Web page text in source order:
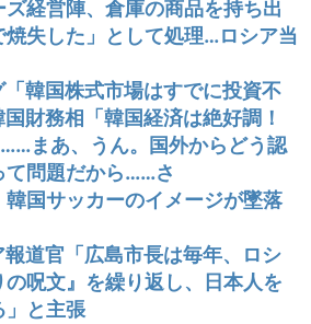
ズ経営陣、倉庫の商品を持ち出
焼失した」として処理…ロシア当
韓国株式市場はすでに投資不
財務相「韓国経済は絶好調！
まあ、うん。国外からどう認
て問題だから……さ
国サッカーのイメージが墜落
報道官「広島市長は毎年、ロシ
呪文』を繰り返し、日本人を
」と主張